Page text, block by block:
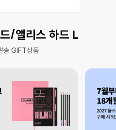
/앨리스 하드 L
송 GIFT상품